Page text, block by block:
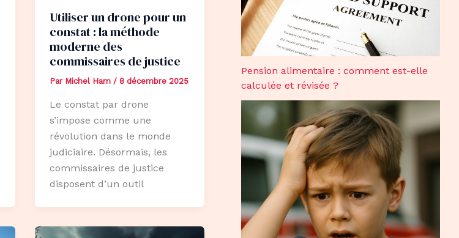
Utiliser un drone pour un
constat : la méthode
moderne des
commissaires de justice
Par Michel Ham / 8 décembre 2025
Le constat par drone
s’impose comme une
révolution dans le monde
judiciaire. Désormais, les
commissaires de justice
disposent d’un outil
Pension alimentaire : comment est-elle
calculée et révisée ?